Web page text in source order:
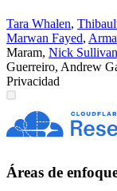
Tara Whalen,
Marwan Fayed,
Maram, Nick Sullivan
Guerreiro, Andrew
Privacidad
Áreas de